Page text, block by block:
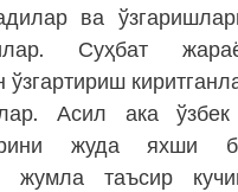
ва
Суҳбат
ўзгартириш
Асил ака
жуда яхши
жумла таъсир